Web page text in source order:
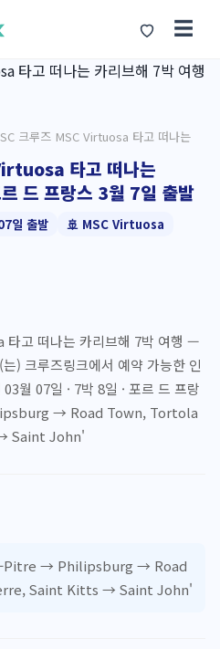
☰
크루즈 MSC Virtuosa 타고 떠나는
타고 떠나는
드 프랑스 3월 7일 출발
일 출발
🚢 MSC Virtuosa
고 떠나는 카리브해 7박 여행 —
) 크루즈링크에서 예약 가능한 인
월 07일 · 7박 8일 · 포르 드 프랑
→ Road Town, Tortola
Saint John'
Pitre → Philipsburg → Road
Saint Kitts → Saint John'